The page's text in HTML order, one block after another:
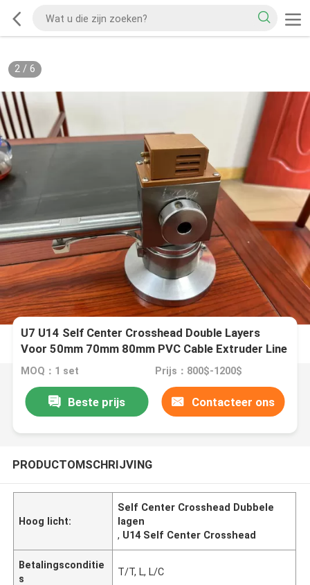
2/ 6
U7 U14 Self Center Crosshead Double Layers
Voor 50mm 70mm 80mm PVC Cable Extruder Line
MOQ：1 set Prijs：800$-1200$
Beste prijs Contacteer ons
PRODUCTOMSCHRIJVING
Hoog licht:
Self Center Crosshead Dubbele
lagen
, U14 Self Center Crosshead
Betalingsconditie
s
T/T, L, L/C